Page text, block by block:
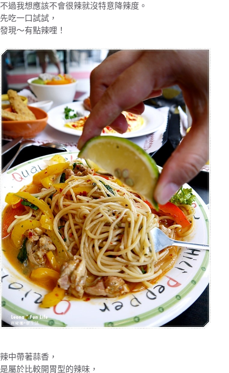
不過我想應該不會很辣就沒特意降辣度。
先吃一口試試，
發現～有點辣哩！
辣中帶著蒜香，
是屬於比較開胃型的辣味，